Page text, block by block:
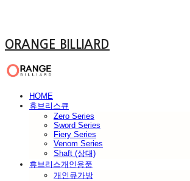
ORANGE BILLIARD
HOME
휴브리스큐
Zero Series
Sword Series
Fiery Series
Venom Series
Shaft (상대)
휴브리스개인용품
개인큐가방